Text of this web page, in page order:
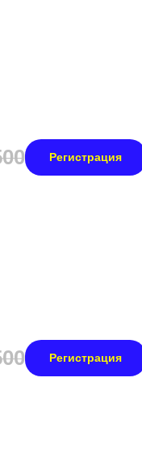
Регистрация
Регистрация